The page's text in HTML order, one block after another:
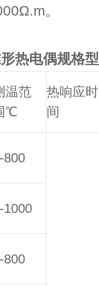
。
热电偶规格
温范
℃
热响应时
间
800
1000
800